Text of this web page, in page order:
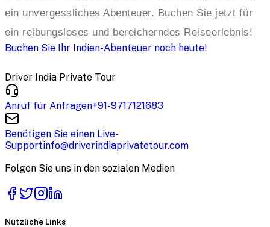
ein unvergessliches Abenteuer. Buchen Sie jetzt für
ein reibungsloses und bereicherndes Reiseerlebnis!
Buchen Sie Ihr Indien-Abenteuer noch heute!
Driver India Private Tour
Anruf für Anfragen+91-9717121683
Benötigen Sie einen Live-
Supportinfo@driverindiaprivatetour.com
Folgen Sie uns in den sozialen Medien
Nützliche Links